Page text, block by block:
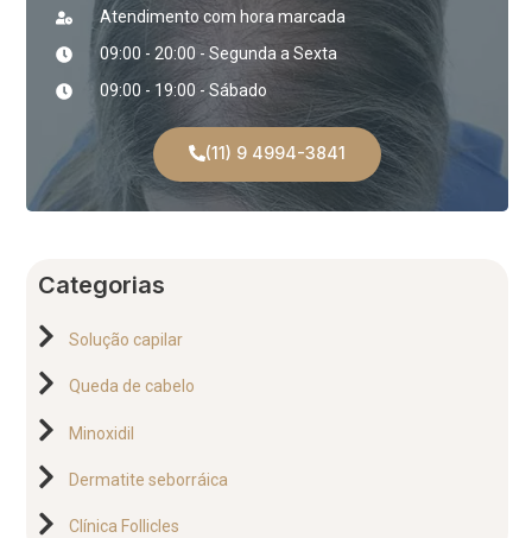
Atendimento com hora marcada
09:00 - 20:00 - Segunda a Sexta
09:00 - 19:00 - Sábado
(11) 9 4994-3841
Categorias
Solução capilar
Queda de cabelo
Minoxidil
Dermatite seborráica
Clínica Follicles